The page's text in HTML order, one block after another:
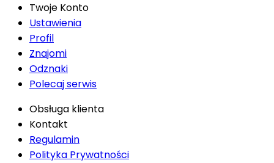
Twoje Konto
Ustawienia
Profil
Znajomi
Odznaki
Polecaj serwis
Obsługa klienta
Kontakt
Regulamin
Polityka Prywatności